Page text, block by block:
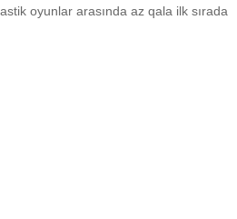
oyunlar arasında az qala ilk sırada